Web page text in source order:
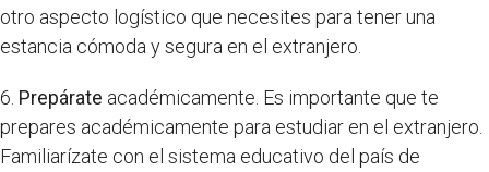
otro aspecto logístico que necesites para tener una
estancia cómoda y segura en el extranjero.
6. Prepárate académicamente. Es importante que te
prepares académicamente para estudiar en el extranjero.
Familiarízate con el sistema educativo del país de